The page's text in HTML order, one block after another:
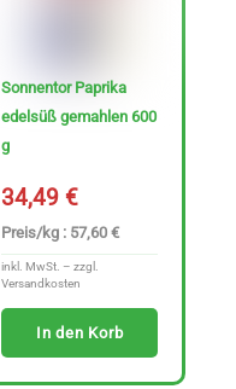
Sonnentor Paprika
edelsüß gemahlen 600
g
34,49€
Preis/kg : 57,60 €
inkl. MwSt. – zzgl.
Versandkosten
In den Korb